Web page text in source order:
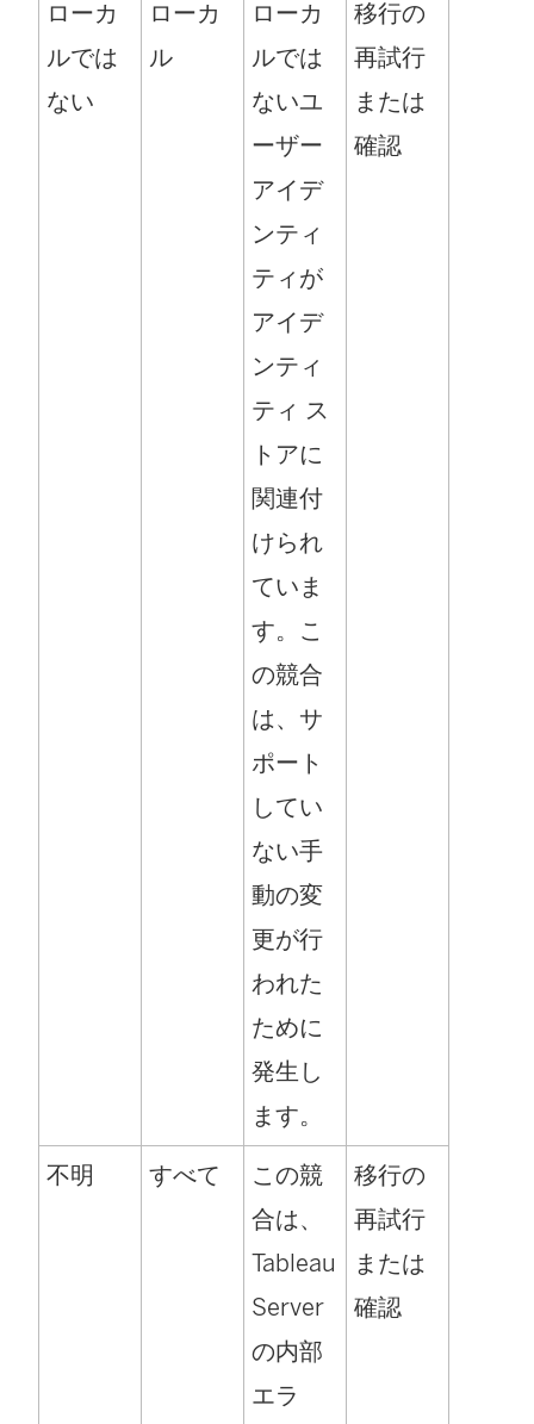
ローカ
ルでは
ない
ローカ
ル
ローカ
ルでは
ないユ
ーザー
アイデ
ンティ
ティが
アイデ
ンティ
ティ ス
トアに
関連付
けられ
ていま
す。こ
の競合
は、サ
ポート
してい
ない手
動の変
更が行
われた
ために
発生し
ます。
移行の
再試行
または
確認
不明 すべて
この競
合は、
Tableau
Server
の内部
エラ
移行の
再試行
または
確認